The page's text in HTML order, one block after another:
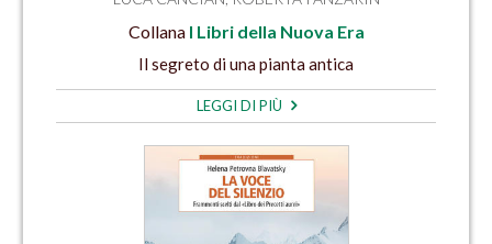
Collana I Libri della Nuova Era
Il segreto di una pianta antica
LEGGI DI PIÙ